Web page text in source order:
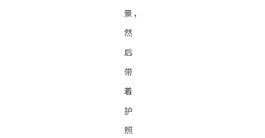
景，
然
后
带
着
护
照